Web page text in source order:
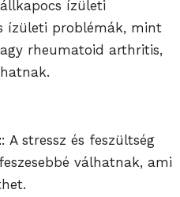
ízületi
ízületi problémák, mint
rheumatoid arthritis,
: A stressz és feszültség
válhatnak, ami